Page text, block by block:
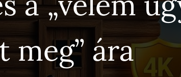
meg” ára